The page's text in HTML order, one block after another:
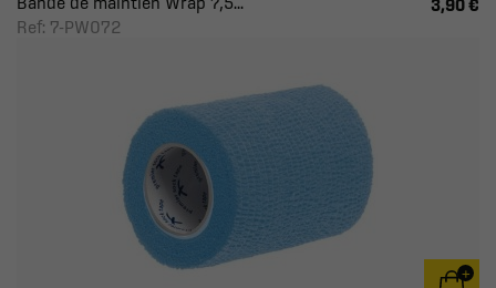
Ref: 7-PW072
3,90 €